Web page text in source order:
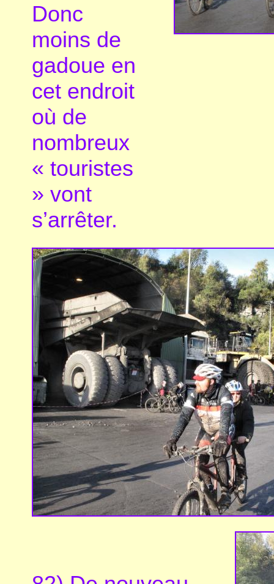
Donc
moins de
gadoue en
cet endroit
où de
nombreux
« touristes
» vont
s’arrêter.